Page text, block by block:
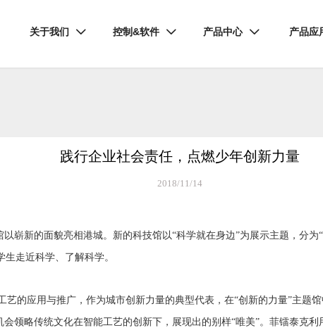
关于我们  控制&软件  产品中心  产品应
践行企业社会责任，点燃少年创新力量
2018/11/14
崭新的面貌亮相港城。新的科技馆以“科学就在身边”为展示主题，分为
走近科学、了解科学。
艺的应用与推广，作为城市创新力量的典型代表，在“创新的力量”主题
领略传统文化在智能工艺的创新下，展现出的别样“唯美”。菲镭泰克利